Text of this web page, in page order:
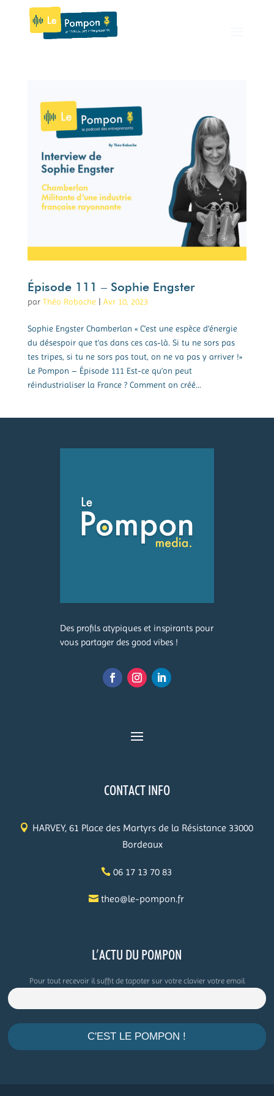
Épisode 111 – Sophie Engster
par Théo Robache| Avr 10, 2023
Sophie Engster Chamberlan « C’est une espèce d’énergie
du désespoir que t’as dans ces cas-là. Si tu ne sors pas
tes tripes, si tu ne sors pas tout, on ne va pas y arriver !»
Le Pompon – Épisode 111 Est-ce qu’on peut
réindustrialiser la France ? Comment on créé...
Des profils atypiques et inspirants pour
vous partager des good vibes !
CONTACT INFO
HARVEY, 61 Place des Martyrs de la Résistance 33000
Bordeaux
06 17 13 70 83
theo@le-pompon.fr
L’ACTU DU POMPON
Pour tout recevoir il suffit de tapoter sur votre clavier votre email